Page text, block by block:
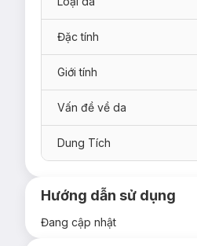
Đặc tính
Giới tính
Vấn đề về da
Dung Tích
Hướng dẫn sử dụng
Đang cập nhật